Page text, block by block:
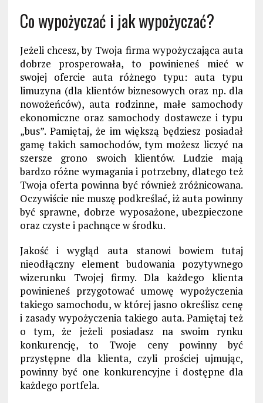
Co wypożyczać i jak wypożyczać?
Jeżeli chcesz, by Twoja firma wypożyczająca auta
dobrze prosperowała, to powinieneś mieć w
swojej ofercie auta różnego typu: auta typu
limuzyna (dla klientów biznesowych oraz np. dla
nowożeńców), auta rodzinne, małe samochody
ekonomiczne oraz samochody dostawcze i typu
„bus”. Pamiętaj, że im większą będziesz posiadał
gamę takich samochodów, tym możesz liczyć na
szersze grono swoich klientów. Ludzie mają
bardzo różne wymagania i potrzebny, dlatego też
Twoja oferta powinna być również zróżnicowana.
Oczywiście nie muszę podkreślać, iż auta powinny
być sprawne, dobrze wyposażone, ubezpieczone
oraz czyste i pachnące w środku.
Jakość i wygląd auta stanowi bowiem tutaj
nieodłączny element budowania pozytywnego
wizerunku Twojej firmy. Dla każdego klienta
powinieneś przygotować umowę wypożyczenia
takiego samochodu, w której jasno określisz cenę
i zasady wypożyczenia takiego auta. Pamiętaj też
o tym, że jeżeli posiadasz na swoim rynku
konkurencję, to Twoje ceny powinny być
przystępne dla klienta, czyli prościej ujmując,
powinny być one konkurencyjne i dostępne dla
każdego portfela.